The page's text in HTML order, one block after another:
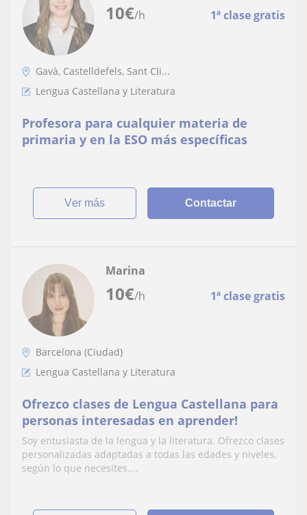
10€/h 1ª clase gratis
Gavà, Castelldefels, Sant Cli...
Lengua Castellana y Literatura
Profesora para cualquier materia de
primaria y en la ESO más específicas
ver más Contactar
10€/h 1ª clase gratis
Marina
Barcelona (Ciudad)
Lengua Castellana y Literatura
Ofrezco clases de Lengua Castellana para
personas interesadas en aprender!
Soy entusiasta de la lengua y la literatura. Ofrezco clases
personalizadas adaptadas a todas las edades y niveles,
según lo que necesites....